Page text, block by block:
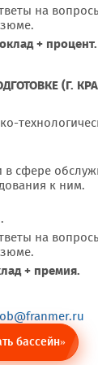
на
+ процент.
(Г.
в сфере
к ним.
на
+ премия.
бассейн»